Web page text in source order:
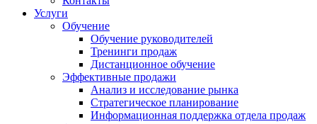
Услуги
Обучение
Обучение руководителей
Тренинги продаж
Дистанционное обучение
Эффективные продажи
Анализ и исследование рынка
Стратегическое планирование
Информационная поддержка отдела продаж